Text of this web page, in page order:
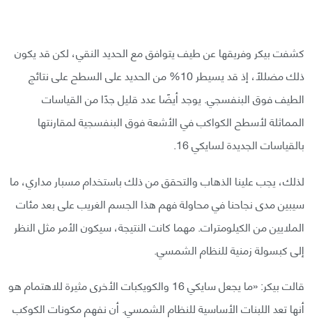
كشفت بيكر وفريقها عن طيف يتوافق مع الحديد النقي، لكن قد يكون
ذلك مضللًا، إذ قد يسيطر 10% من الحديد على السطح على نتائج
الطيف فوق البنفسجي. يوجد أيضًا عدد قليل جدًا من القياسات
المماثلة لأسطح الكواكب في الأشعة فوق البنفسجية لمقارنتها
بالقياسات الجديدة لسايكي 16.
لذلك، يجب علينا الذهاب والتحقق من ذلك باستخدام مسبار مداري، ما
سيبين مدى نجاحنا في محاولة فهم هذا الجسم الغريب على بعد مئات
الملايين من الكيلومترات. مهما كانت النتيجة، سيكون الأمر مثل النظر
إلى كبسولة زمنية للنظام الشمسي.
قالت بيكر: «ما يجعل سايكي 16 والكويكبات الأخرى مثيرة للاهتمام هو
أنها تعد اللبنات الأساسية للنظام الشمسي. أن نفهم مكونات الكوكب